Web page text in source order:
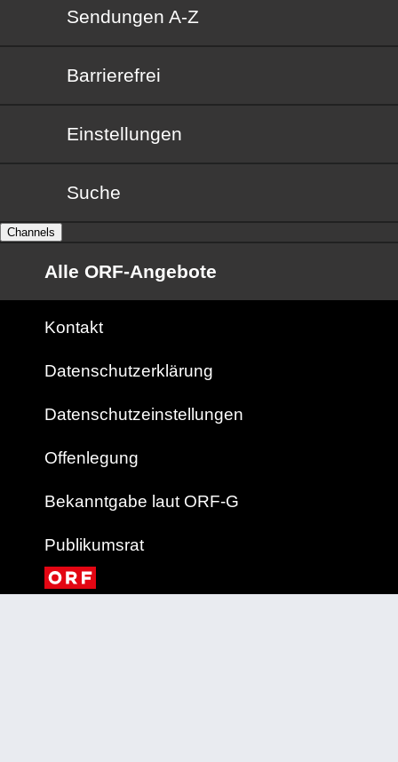
Sendungen von A bis Z
Sendungen A-Z
Barrierefrei
Barrierefrei
Einstellungen
Suche
Channels
Alle ORF-Angebote
Kontakt
Datenschutzerklärung
Datenschutzeinstellungen
Offenlegung
Bekanntgabe laut ORF-G
Publikumsrat